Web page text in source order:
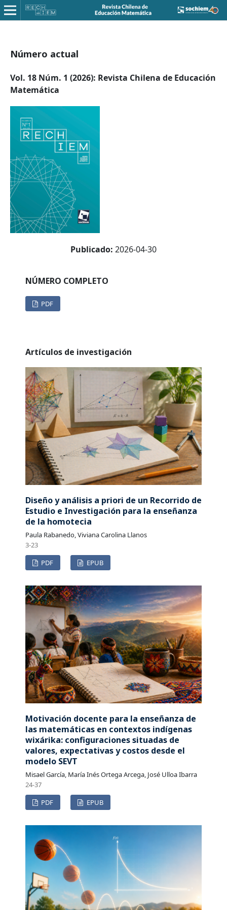
Número actual
Vol. 18 Núm. 1 (2026): Revista Chilena de Educación
Matemática
Publicado: 2026-04-30
NÚMERO COMPLETO
PDF
Artículos de investigación
Diseño y análisis a priori de un Recorrido de
Estudio e Investigación para la enseñanza
de la homotecia
Paula Rabanedo, Viviana Carolina Llanos
3-23
PDF
EPUB
Motivación docente para la enseñanza de
las matemáticas en contextos indígenas
wixárika: configuraciones situadas de
valores, expectativas y costos desde el
modelo SEVT
Misael García, María Inés Ortega Arcega, José Ulloa Ibarra
24-37
PDF
EPUB